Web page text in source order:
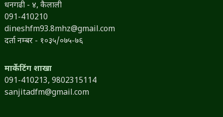
धनगढी - ४, कैलाली
091-410210
dineshfm93.8mhz@gmail.com
दर्ता नम्बर - १०३५/०७५-७६
मार्केटिंग शाखा
091-410213, 9802315114
sanjitadfm@gmail.com